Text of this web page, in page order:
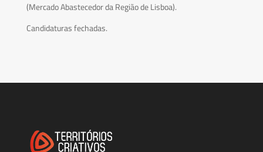
(Mercado Abastecedor da Região de Lisboa).
Candidaturas fechadas.